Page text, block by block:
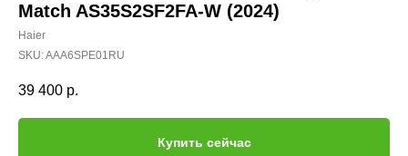
Match AS35S2SF2FA-W (2024)
Haier
SKU:AAA6SPE01RU
39 400 р.
Купить сейчас